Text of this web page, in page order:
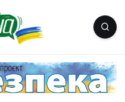
Одеса, Мелітополь